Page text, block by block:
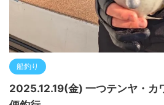
船釣り
2025.12.19(金) 一つテンヤ・カ